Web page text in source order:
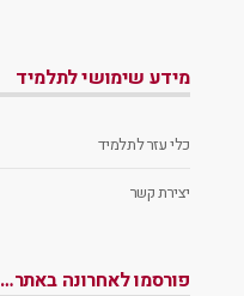
מידע שימושי לתלמיד
כלי עזר לתלמיד
יצירת קשר
פורסמו לאחרונה באתר…